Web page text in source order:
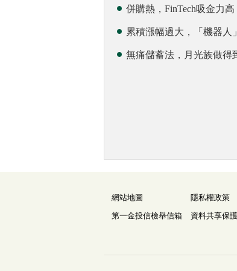
併購熱，FinTech吸金力高
累積漲幅過大，「機器人
無痛儲蓄法，月光族做得
網站地圖 隱私權政策
第一金投信檢舉信箱
資料共享保